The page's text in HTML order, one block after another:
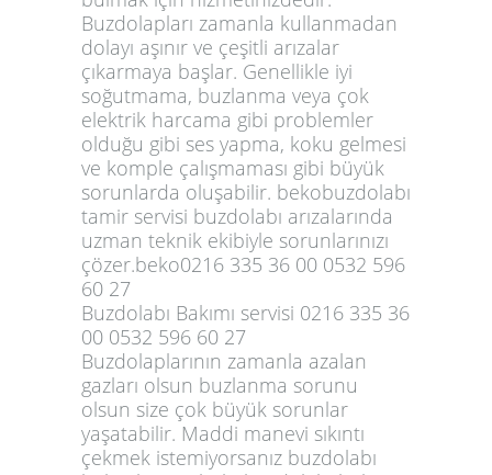
Buzdolapları zamanla kullanmadan
dolayı aşınır ve çeşitli arızalar
çıkarmaya başlar. Genellikle iyi
soğutmama, buzlanma veya çok
elektrik harcama gibi problemler
olduğu gibi ses yapma, koku gelmesi
ve komple çalışmaması gibi büyük
sorunlarda oluşabilir. bekobuzdolabı
tamir servisi buzdolabı arızalarında
uzman teknik ekibiyle sorunlarınızı
çözer.beko0216 335 36 00 0532 596
60 27
Buzdolabı Bakımı servisi 0216 335 36
00 0532 596 60 27
Buzdolaplarının zamanla azalan
gazları olsun buzlanma sorunu
olsun size çok büyük sorunlar
yaşatabilir. Maddi manevi sıkıntı
çekmek istemiyorsanız buzdolabı